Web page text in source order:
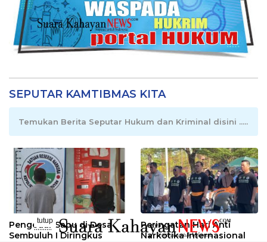
SEPUTAR KAMTIBMAS KITA
Temukan Berita Seputar Hukum dan Kriminal disini .....
Pengedar Sabu di Desa
Sembuluh I Diringkus
Peringatan Hari Anti
Narkotika Internasional
tutup
..........